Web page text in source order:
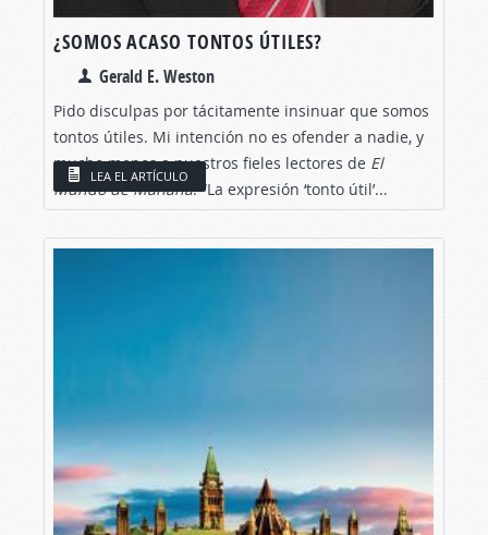
¿SOMOS ACASO TONTOS ÚTILES?
Gerald E. Weston
Pido disculpas por tácitamente insinuar que somos
tontos útiles. Mi intención no es ofender a nadie, y
mucho menos a nuestros fieles lectores de El
Mundo de Mañana. “La expresión ‘tonto útil’...
LEA EL ARTÍCULO